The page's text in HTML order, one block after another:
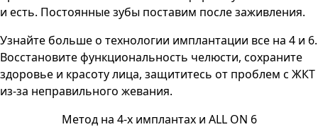
и есть. Постоянные зубы поставим после заживления.
Узнайте больше о технологии имплантации все на 4 и 6.
Восстановите функциональность челюсти, сохраните
здоровье и красоту лица, защититесь от проблем с ЖКТ
из-за неправильного жевания.
Метод на 4-х имплантах и ALL ON 6